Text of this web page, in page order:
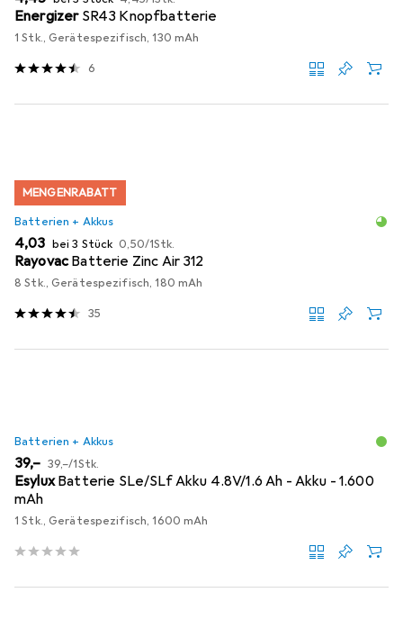
Energizer SR43 Knopfbatterie
1 Stk., Gerätespezifisch, 130 mAh
6
MENGENRABATT
Batterien + Akkus
EUR
4,03 bei 3 Stück EUR
0,50/1Stk.
RayovacBatterie Zinc Air 312
8 Stk., Gerätespezifisch, 180 mAh
35
Batterien + Akkus
EUR
39,– EUR
39,–/1Stk.
Esylux Batterie SLe/SLf Akku 4.8V/1.6 Ah - Akku - 1.600
mAh
1 Stk., Gerätespezifisch, 1600 mAh